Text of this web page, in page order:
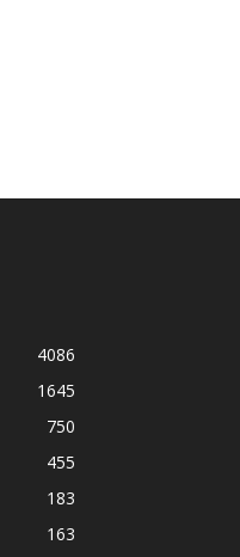
4086
1645
750
455
183
163